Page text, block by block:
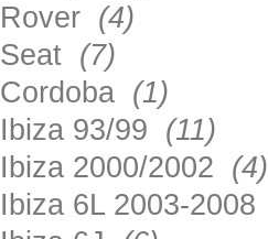
Rover (4)
Seat (7)
Cordoba (1)
Ibiza 93/99 (11)
Ibiza 2000/2002 (4)
Ibiza 6L 2003-2008